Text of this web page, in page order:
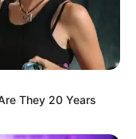
kamu miliki,
sungguhan
They 20 Years